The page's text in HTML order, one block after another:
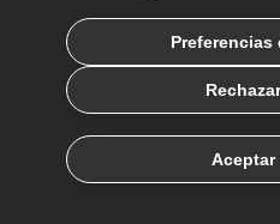
CUENTAS
Galego
Preferencias
Aceptar